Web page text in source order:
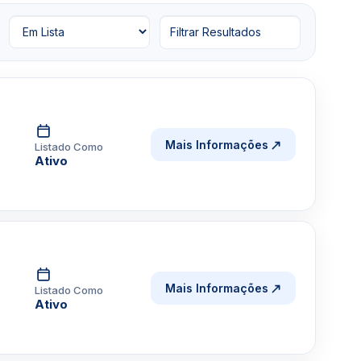
Filtrar Resultados
Listado Como
Ativo
Mais Informações
Listado Como
Ativo
Mais Informações